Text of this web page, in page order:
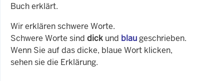
Buch erklärt.
Wir erklären schwere Worte.
Schwere Worte sind dick und blaugeschrieben.
Wenn Sie auf das dicke, blaue Wort klicken,
sehen sie die Erklärung.